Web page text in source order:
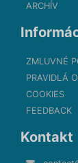
ARCHÍV
ZMLUVNÉ
PRAVIDLÁ
COOKIES
FEEDBACK
Kontakt